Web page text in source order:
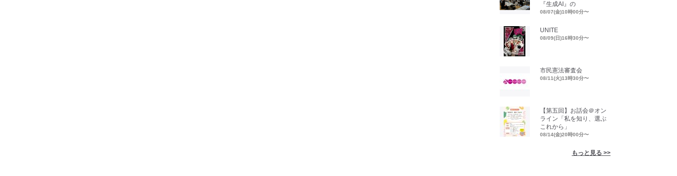
『生成AI』の
08/07(金)10時00分〜
UNITE
08/09(日)16時30分〜
市民憲法審査会
08/11(火)13時30分〜
【第五回】お話会＠オン
ライン「私を知り、選ぶ
これから」
08/14(金)20時00分〜
もっと見る >>